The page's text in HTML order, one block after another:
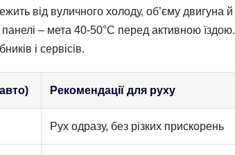
від вуличного холоду, об’єму двигуна й
– мета 40-50°C перед активною їздою.
і сервісів.
Рекомендації для руху
Рух одразу, без різких прискорень